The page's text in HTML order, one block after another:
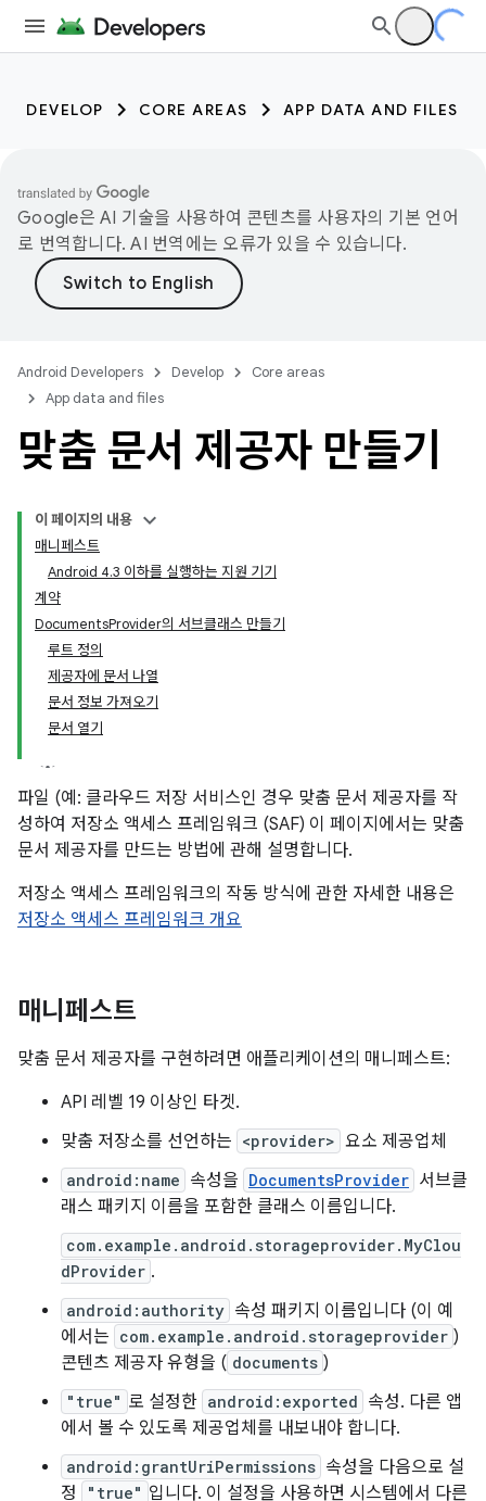
DEVELOP CORE AREAS APP DATA AND FILES
Google은 AI 기술을 사용하여 콘텐츠를 사용자의 기본 언어
로 번역합니다. AI 번역에는 오류가 있을 수 있습니다.
Android Developers Develop
Core areas
App data and files
맞춤 문서 제공자 만들기
이 페이지의 내용
매니페스트
Android 4.3 이하를 실행하는 지원 기기
계약
DocumentsProvider의 서브클래스 만들기
루트 정의
제공자에 문서 나열
문서 정보 가져오기
문서 열기
파일 (예: 클라우드 저장 서비스인 경우 맞춤 문서 제공자를 작
성하여 저장소 액세스 프레임워크 (SAF) 이 페이지에서는 맞춤
문서 제공자를 만드는 방법에 관해 설명합니다.
저장소 액세스 프레임워크의 작동 방식에 관한 자세한 내용은
저장소 액세스 프레임워크 개요
매니페스트
맞춤 문서 제공자를 구현하려면 애플리케이션의 매니페스트:
API 레벨 19 이상인 타겟.
맞춤 저장소를 선언하는 <provider> 요소 제공업체
android:name 속성을 DocumentsProvider 서브클
래스 패키지 이름을 포함한 클래스 이름입니다.
com.example.android.storageprovider.MyClou
dProvider .
android:authority 속성 패키지 이름입니다 (이 예
에서는 com.example.android.storageprovider )
콘텐츠 제공자 유형을 ( documents )
"true" 로 설정한 android:exported 속성. 다른 앱
에서 볼 수 있도록 제공업체를 내보내야 합니다.
android:grantUriPermissions 속성을 다음으로 설
정
"true" 입니다. 이 설정을 사용하면 시스템에서 다른